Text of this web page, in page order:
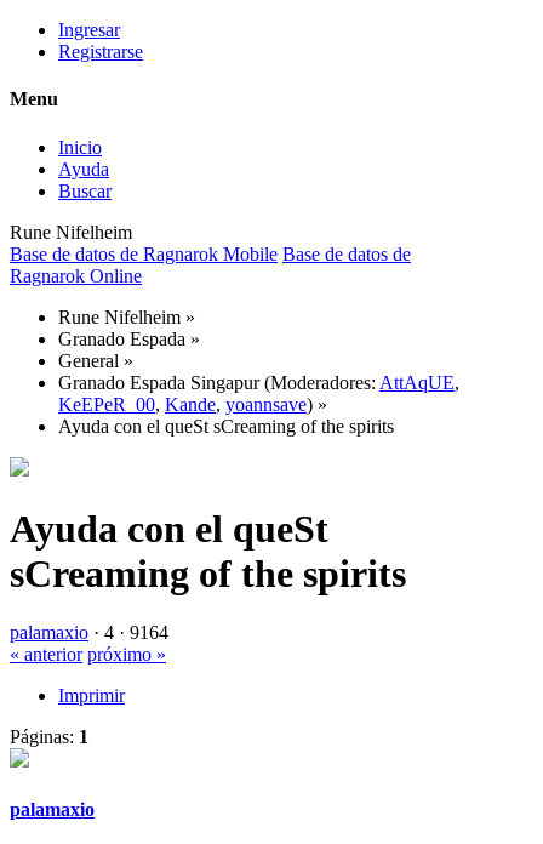
Ingresar
Registrarse
Menu
Inicio
Ayuda
Buscar
Rune Nifelheim
Base de datos de Ragnarok Mobile Base de datos de
Ragnarok Online
Rune Nifelheim »
Granado Espada »
General »
Granado Espada Singapur(Moderadores: AttAqUE,
KeEPeR_00, Kande, yoannsave) »
Ayuda con el queSt sCreaming of the spirits
Ayuda con el queSt
sCreaming of the spirits
palamaxio · 4 · 9164
« anterior próximo »
Imprimir
Páginas: 1
palamaxio